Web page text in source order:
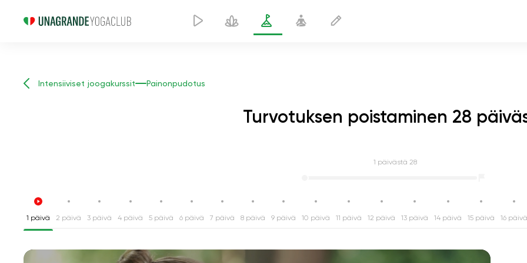
Intensiiviset joogakurssit Painonpudotus
Turvotuksen poistaminen 28
1 päivästä 28
1 päivä 2 päivä 3 päivä 4 päivä 5 päivä 6 päivä 7 päivä 8 päivä 9 päivä 10 päivä 11 päivä 12 päivä 13 päivä 14 päivä 15 päivä 16 päivä